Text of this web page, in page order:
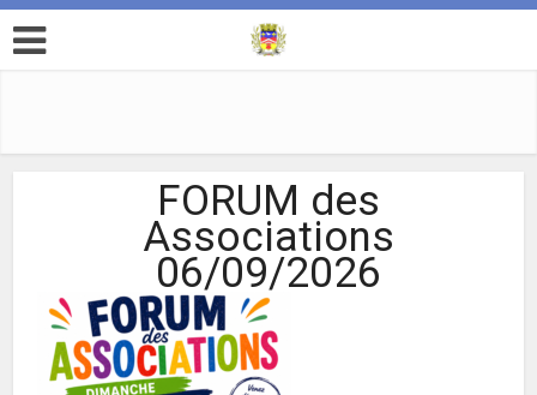
FORUM des
Associations
06/09/2026